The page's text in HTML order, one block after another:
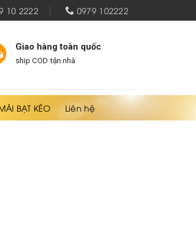
10 2222 0979 102222
Giao hàng toàn quốc
ship COD tận nhà
BẠT KÉO Liên hệ